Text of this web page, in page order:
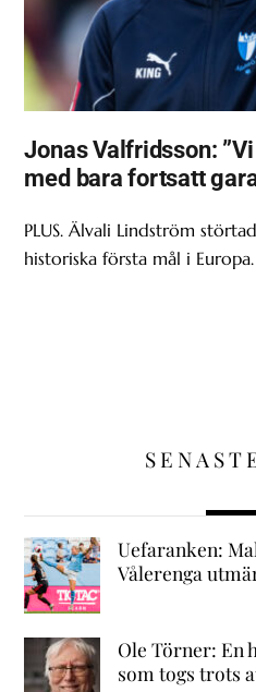
Jonas Valfridsson:
med bara fortsatt
PLUS. Älvali Lindström
historiska första mål i Europa.
Uefaranken:
Vålerenga
Ole Törner: En
som togs trots